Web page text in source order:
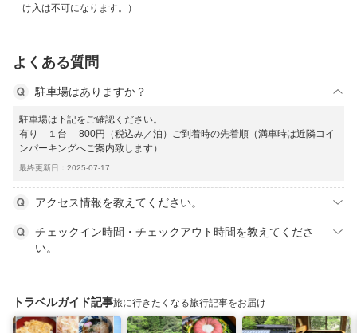
け入は不可になります。）
よくある質問
駐車場はありますか？
駐車場は下記をご確認ください。
有り １台 800円（税込み／泊）ご到着時の先着順（満車時は近隣コイ
ンパーキングへご案内致します）
最終更新日：2025-07-17
アクセス情報を教えてください。
チェックイン時間・チェックアウト時間を教えてくださ
い。
トラベルガイド記事旅に行きたくなる旅行記事をお届け